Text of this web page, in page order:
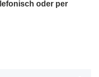
oder per